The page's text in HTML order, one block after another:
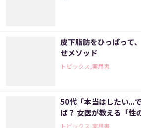
皮下脂肪をひっぱって
せメソッド
トピックス,実用書
50代「本当はしたい...
ば？ 女医が教える「性
トピックス,実用書